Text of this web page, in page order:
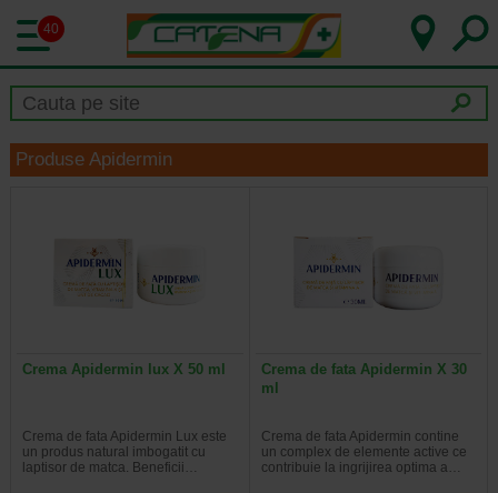
40
Produse Apidermin
Crema Apidermin lux X 50 ml
Crema de fata Apidermin Lux este
un produs natural imbogatit cu
laptisor de matca. Beneficii…
Crema de fata Apidermin X 30
ml
Crema de fata Apidermin contine
un complex de elemente active ce
contribuie la ingrijirea optima a…